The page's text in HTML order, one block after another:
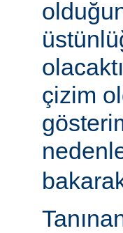
çizim